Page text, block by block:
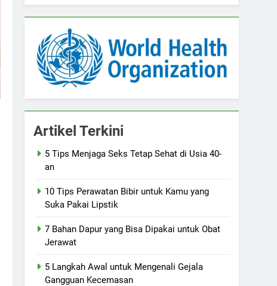
Artikel Terkini
5 Tips Menjaga Seks Tetap Sehat di Usia 40-
an
10 Tips Perawatan Bibir untuk Kamu yang
Suka Pakai Lipstik
7 Bahan Dapur yang Bisa Dipakai untuk Obat
Jerawat
5 Langkah Awal untuk Mengenali Gejala
Gangguan Kecemasan